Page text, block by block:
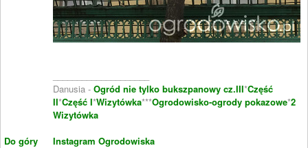
Do góry
Danusia - Ogród nie tylko bukszpanowy cz.III*Część
II*Część I*Wizytówka***Ogrodowisko-ogrody pokazowe*2
Wizytówka
Instagram Ogrodowiska